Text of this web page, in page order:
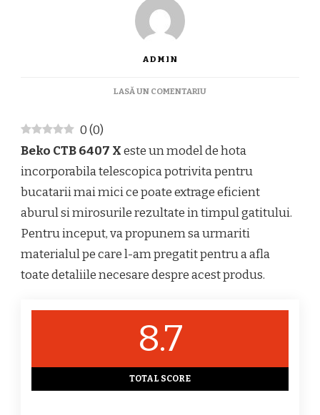
ADMIN
LASĂ UN COMENTARIULA
X
SI
PARERI
DESPRE
HOTA
INCORPORABILA
TELESCOPICA
CU
DE
0(0)
Beko CTB 6407 Xeste un model de hota
incorporabila telescopica potrivita pentru
bucatarii mai mici ce poate extrage eficient
aburul si mirosurile rezultate in timpul gatitului.
Pentru inceput, va propunem sa urmariti
materialul pe care l-am pregatit pentru a afla
toate detaliile necesare despre acest produs.
8.7
TOTAL SCORE